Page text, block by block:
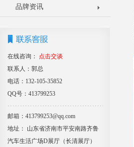
品牌资讯
在线咨询：
点击交谈
联系人：郭总
电话：132-105-35852
QQ号：413799253
邮箱：413799253@qq.com
地址： 山东省济南市平安南路齐鲁
汽车生活广场D展厅（长清展厅）